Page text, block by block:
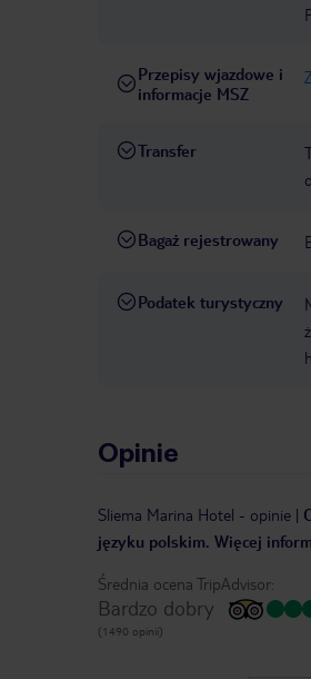
Przepisy wjazdowe i
informacje MSZ
Transfer
Bagaż rejestrowany
Podatek turystyczny
Opinie
Sliema Marina Hotel - opinie |
języku polskim. Więcej
Średnia ocena TripAdvisor:
Bardzo dobry
(1490 opinii)